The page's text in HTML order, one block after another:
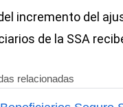
incremento del
de la SSA